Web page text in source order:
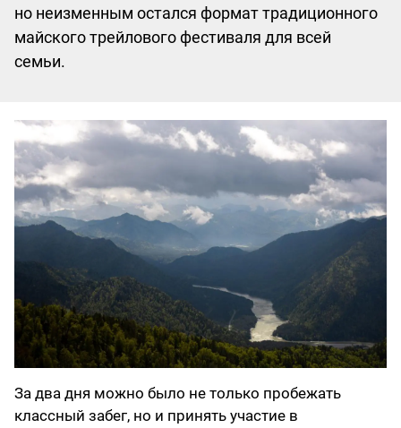
но неизменным остался формат традиционного
майского трейлового фестиваля для всей
семьи.
За два дня можно было не только пробежать
классный забег, но и принять участие в